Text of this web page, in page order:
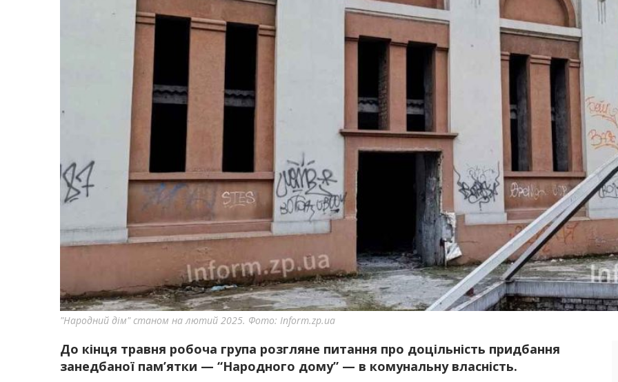
"Народний дім" станом на лютий 2025. Фото: Inform.zp.ua
До кінця травня робоча група розгляне питання про доцільність придбання
занедбаної пам’ятки — “Народного дому” — в комунальну власність.